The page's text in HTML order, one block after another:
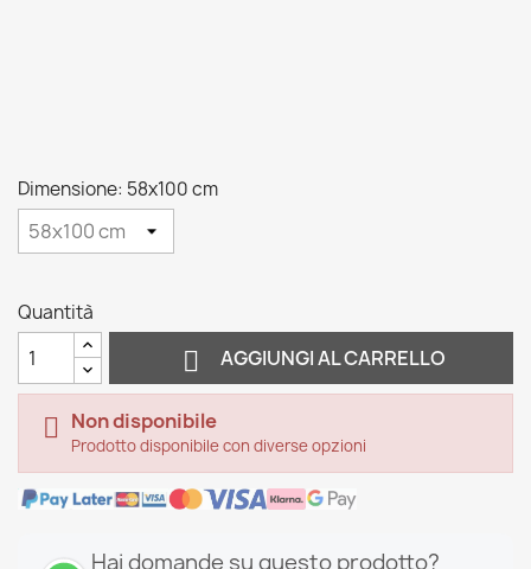
Dimensione: 58x100 cm
Quantità
 AGGIUNGI AL CARRELLO
 Non disponibile
Prodotto disponibile con diverse opzioni
Hai domande su questo prodotto?